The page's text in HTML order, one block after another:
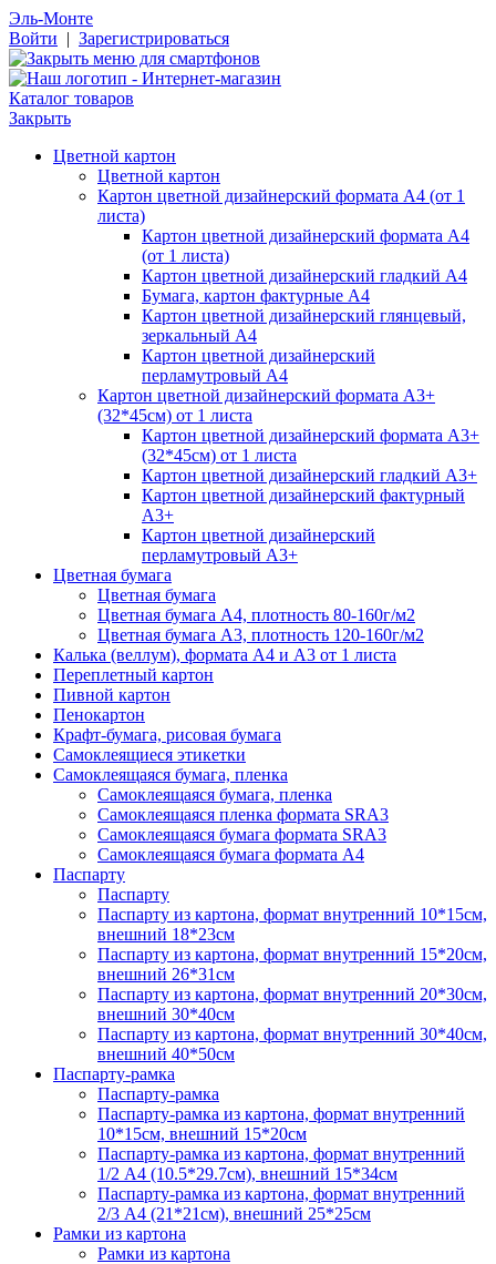
Эль-Монте
Войти | Зарегистрироваться
Каталог товаров
Закрыть
Цветной картон
Цветной картон
Картон цветной дизайнерский формата А4 (от 1
листа)
Картон цветной дизайнерский формата А4
(от 1 листа)
Картон цветной дизайнерский гладкий А4
Бумага, картон фактурные А4
Картон цветной дизайнерский глянцевый,
зеркальный А4
Картон цветной дизайнерский
перламутровый А4
Картон цветной дизайнерский формата А3+
(32*45см) от 1 листа
Картон цветной дизайнерский формата А3+
(32*45см) от 1 листа
Картон цветной дизайнерский гладкий А3+
Картон цветной дизайнерский фактурный
А3+
Картон цветной дизайнерский
перламутровый А3+
Цветная бумага
Цветная бумага
Цветная бумага А4, плотность 80-160г/м2
Цветная бумага А3, плотность 120-160г/м2
Калька (веллум), формата А4 и А3 от 1 листа
Переплетный картон
Пивной картон
Пенокартон
Крафт-бумага, рисовая бумага
Самоклеящиеся этикетки
Самоклеящаяся бумага, пленка
Самоклеящаяся бумага, пленка
Самоклеящаяся пленка формата SRА3
Самоклеящаяся бумага формата SRА3
Самоклеящаяся бумага формата А4
Паспарту
Паспарту
Паспарту из картона, формат внутренний 10*15см,
внешний 18*23см
Паспарту из картона, формат внутренний 15*20см,
внешний 26*31см
Паспарту из картона, формат внутренний 20*30см,
внешний 30*40см
Паспарту из картона, формат внутренний 30*40см,
внешний 40*50см
Паспарту-рамка
Паспарту-рамка
Паспарту-рамка из картона, формат внутренний
10*15см, внешний 15*20см
Паспарту-рамка из картона, формат внутренний
1/2 А4 (10.5*29.7см), внешний 15*34см
Паспарту-рамка из картона, формат внутренний
2/3 А4 (21*21см), внешний 25*25см
Рамки из картона
Рамки из картона